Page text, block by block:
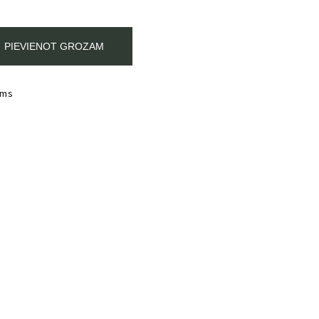
PIEVIENOT GROZAM